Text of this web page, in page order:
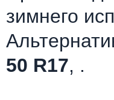
зимнего
50 R17, .